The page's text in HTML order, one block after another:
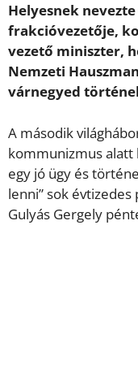
Helyesnek nevezte
frakcióvezetője,
vezető miniszter,
Nemzeti
várnegyed
A második
kommunizmus
egy jó ügy és
lenni” sok
Gulyás Gergely